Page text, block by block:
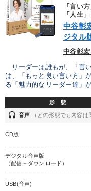
「言い
「人生
中谷彰
ジタル
中谷彰
リーダーは誰もが、「言
は、「もっと良い言い方
る「魅力的なリーダー達」
形 態
headset 音声 （どの形態でも内容は
CD版
デジタル音声版
（配信＋ダウンロード）
USB(音声)